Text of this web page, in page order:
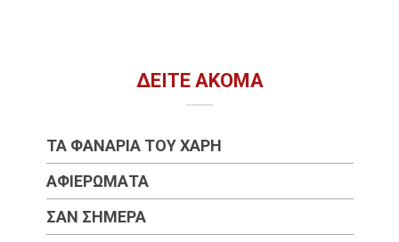
ΔΕΊΤΕ ΑΚΌΜΑ
ΤΑ ΦΑΝΆΡΙΑ ΤΟΥ ΧΆΡΗ
ΑΦΙΕΡΏΜΑΤΑ
ΣΑΝ ΣΉΜΕΡΑ